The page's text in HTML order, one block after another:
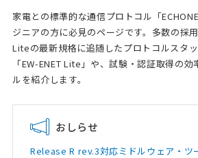
家電との標準的な通信プロトコル「
ジニアの方に必見のページです。多数の採
Liteの最新規格に追随したプロトコルスタ
「EW-ENET Lite」や、試験・認証取得の
ルを紹介します。
おしらせ
Release R rev.3対応ミドルウェア・